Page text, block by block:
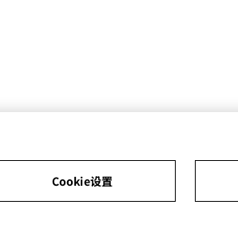
Cookie设置